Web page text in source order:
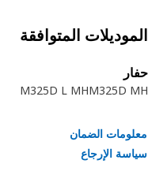
المتوافقة
M325D
M325D L MH
الضمان
الإرجاع